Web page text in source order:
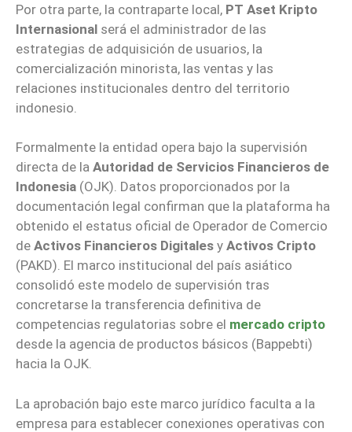
Por otra parte, la contraparte local, PT Aset Kripto
Internasional será el administrador de las
estrategias de adquisición de usuarios, la
comercialización minorista, las ventas y las
relaciones institucionales dentro del territorio
indonesio.
Formalmente la entidad opera bajo la supervisión
directa de la Autoridad de Servicios Financieros de
Indonesia (OJK). Datos proporcionados por la
documentación legal confirman que la plataforma ha
obtenido el estatus oficial de Operador de Comercio
de Activos Financieros Digitales y Activos Cripto
(PAKD). El marco institucional del país asiático
consolidó este modelo de supervisión tras
concretarse la transferencia definitiva de
competencias regulatorias sobre el mercado cripto
desde la agencia de productos básicos (Bappebti)
hacia la OJK.
La aprobación bajo este marco jurídico faculta a la
empresa para establecer conexiones operativas con